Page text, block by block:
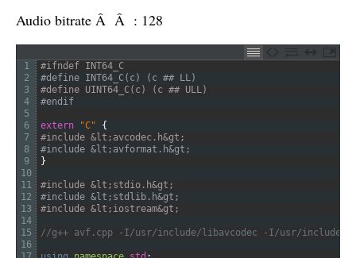
Audio bitrate Â Â : 128
1
2
3
4
5
6
7
8
9
10
11
12
13
14
15
16
#ifndef INT64_C
#define INT64_C(c) (c ## LL)
#define UINT64_C(c) (c ## ULL)
#endif
extern "C"
{
#include &lt;avcodec.h&gt;
#include &lt;avformat.h&gt;
}
#include &lt;stdio.h&gt;
#include &lt;stdlib.h&gt;
#include &lt;iostream&gt;
//g++ avf.cpp -I/usr/include/libavcodec -I/usr/include/